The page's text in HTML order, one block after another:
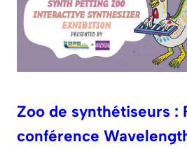
Zoo de synthétiseurs :
conférence